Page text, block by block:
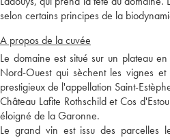
selon certains principes de la
A propos de la cuvée
Le domaine est situé sur un plateau
Nord-Ouest qui sèchent les vignes
prestigieux de l'appellation Saint-
Château Lafite Rothschild et Cos
éloigné de la Garonne.
Le grand vin est issu des parcelles